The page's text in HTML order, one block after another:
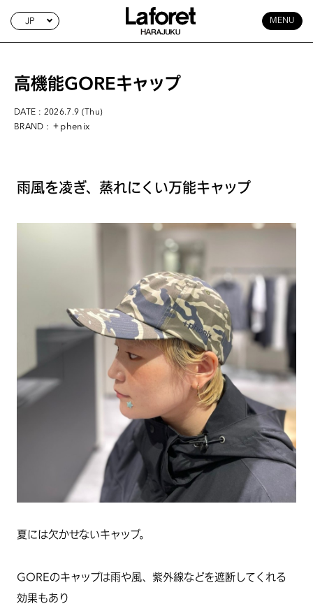
JP MENU
高機能GOREキャップ
DATE : 2026.7.9 (Thu)
BRAND : ＋phenix
雨風を凌ぎ、蒸れにくい万能キャップ
夏には欠かせないキャップ。
GOREのキャップは雨や風、紫外線などを遮断してくれる
効果もあり